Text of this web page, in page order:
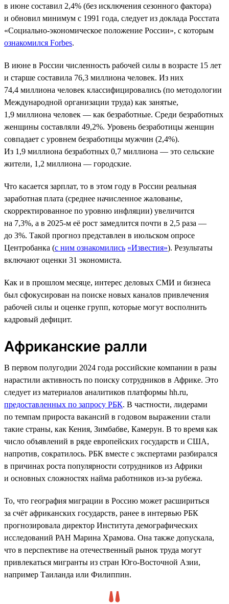
в июне составил 2,4% (без исключения сезонного фактора)
и обновил минимум с 1991 года, следует из доклада Росстата
«Социально-экономическое положение России», с которым
ознакомился Forbes.
В июне в России численность рабочей силы в возрасте 15 лет
и старше составила 76,3 миллиона человек. Из них
74,4 миллиона человек классифицировались (по методологии
Международной организации труда) как занятые,
1,9 миллиона человек — как безработные. Среди безработных
женщины составляли 49,2%. Уровень безработицы женщин
совпадает с уровнем безработицы мужчин (2,4%).
Из 1,9 миллиона безработных 0,7 миллиона — это сельские
жители, 1,2 миллиона — городские.
Что касается зарплат, то в этом году в России реальная
заработная плата (среднее начисленное жалованье,
скорректированное по уровню инфляции) увеличится
на 7,3%, а в 2025-м её рост замедлится почти в 2,5 раза —
до 3%. Такой прогноз представлен в июльском опросе
Центробанка (с ним ознакомились «Известия»). Результаты
включают оценки 31 экономиста.
Как и в прошлом месяце, интерес деловых СМИ и бизнеса
был сфокусирован на поиске новых каналов привлечения
рабочей силы и оценке групп, которые могут восполнить
кадровый дефицит.
Африканские ралли
В первом полугодии 2024 года российские компании в разы
нарастили активность по поиску сотрудников в Африке. Это
следует из материалов аналитиков платформы hh.ru,
предоставленных по запросу РБК. В частности, лидерами
по темпам прироста вакансий в годовом выражении стали
такие страны, как Кения, Зимбабве, Камерун. В то время как
число объявлений в ряде европейских государств и США,
напротив, сократилось. РБК вместе с экспертами разбирался
в причинах роста популярности сотрудников из Африки
и основных сложностях найма работников из-за рубежа.
То, что география миграции в Россию может расшириться
за счёт африканских государств, ранее в интервью РБК
прогнозировала директор Института демографических
исследований РАН Марина Храмова. Она также допускала,
что в перспективе на отечественный рынок труда могут
привлекаться мигранты из стран Юго-Восточной Азии,
например Таиланда или Филиппин.